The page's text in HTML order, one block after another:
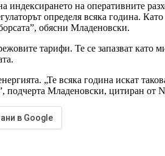
на оперативните
определя всяка година.
обясни Младеновски.
тарифи. Те се запазват като
„Те всяка година искат
подчерта Младеновски, цитиран от
в Google